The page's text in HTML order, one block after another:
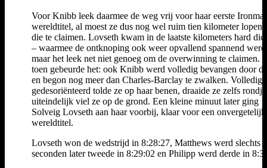
Voor Knibb leek daarmee de weg vrij voor haar eerste
wereldtitel, al moest ze dus nog wel ruim tien kilometer lopen
die te claimen. Lovseth kwam in de laatste kilometers hard
– waarmee de ontknoping ook weer opvallend spannend
maar het leek net niet genoeg om de overwinning te claimen.
toen gebeurde het: ook Knibb werd volledig bevangen door
en begon nog meer dan Charles-Barclay te zwalken. Volledig
gedesoriënteerd tolde ze op haar benen, draaide ze zelfs
uiteindelijk viel ze op de grond. Een kleine minuut later ging
Solveig Lovseth aan haar voorbij, klaar voor een
wereldtitel.
Lovseth won de wedstrijd in 8:28:27, Matthews werd slechts
seconden later tweede in 8:29:02 en Philipp werd derde in